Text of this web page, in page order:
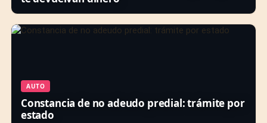
AUTO
Constancia de no adeudo predial: trámite por
estado